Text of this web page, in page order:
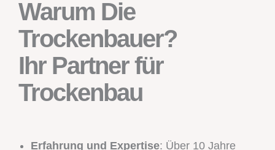
Warum Die
Trockenbauer?
Ihr Partner für
Trockenbau
Erfahrung und Expertise: Über 10 Jahre